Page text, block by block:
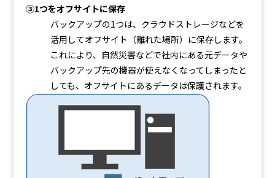
③1つをオフサイトに保存
バックアップの1つは、クラウドストレージなどを
活用してオフサイト（離れた場所）に保存します。
これにより、自然災害などで社内にある元データや
バックアップ先の機器が使えなくなってしまったと
しても、オフサイトにあるデータは保護されます。